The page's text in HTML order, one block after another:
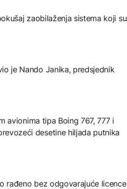
zaobilaženja sistema koji su
je Nando Janika, predsjednik
avionima tipa Boing 767, 777 i
desetine hiljada putnika
rađeno bez odgovarajuće licence